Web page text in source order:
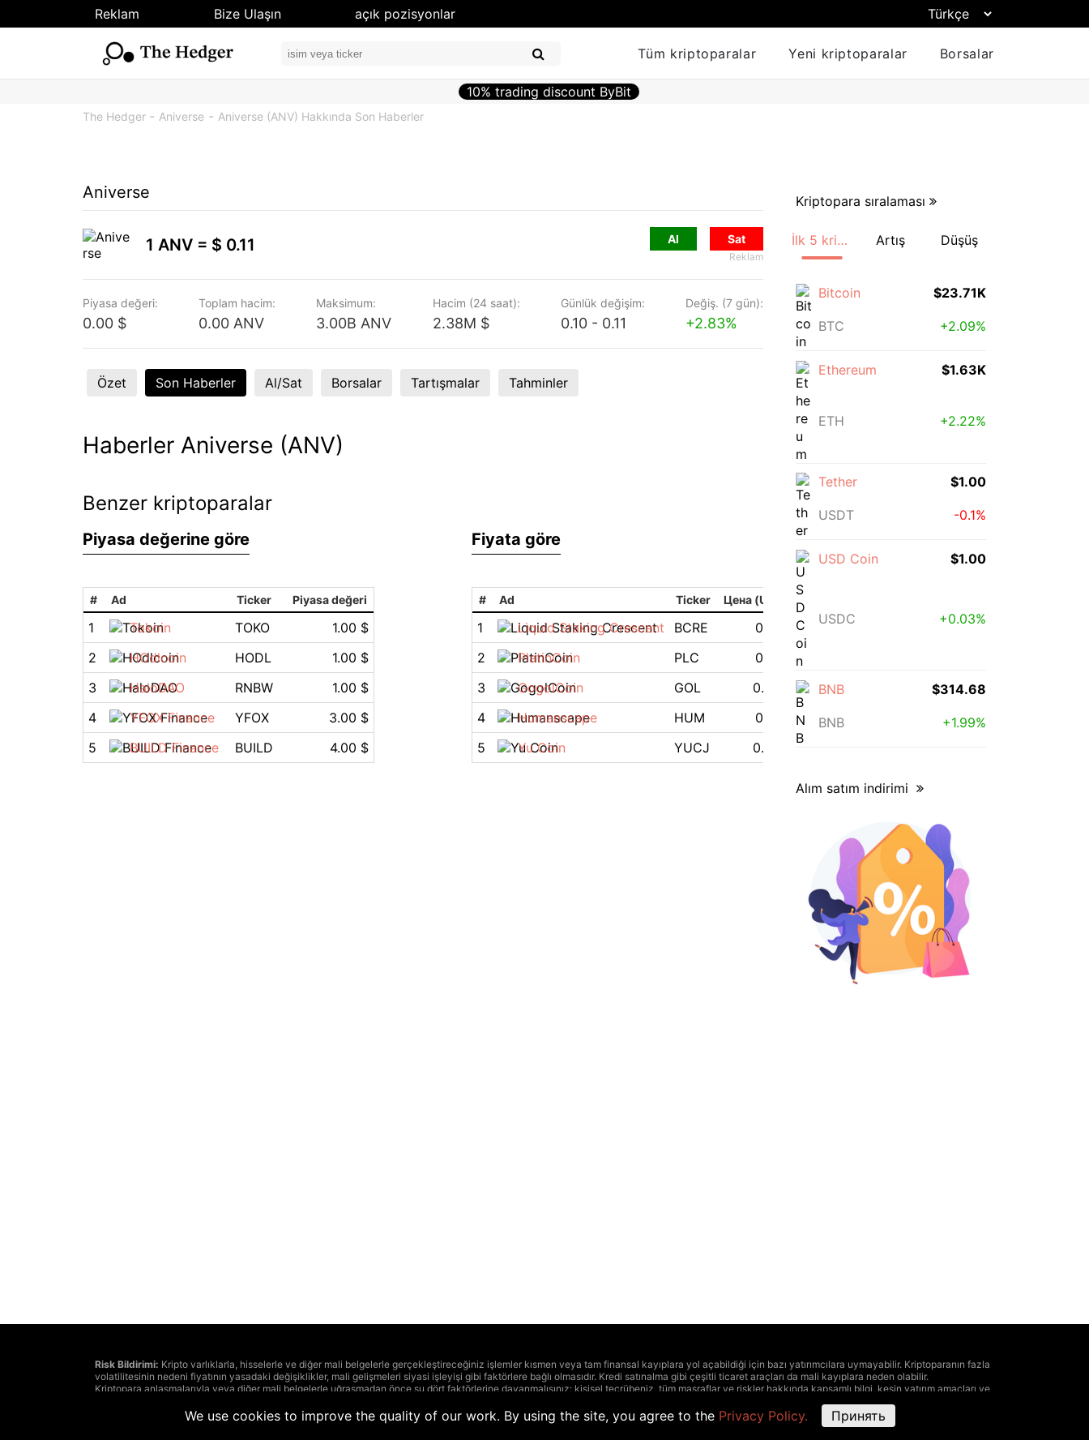
Reklam Bize Ulaşın açık pozisyonlar
Tüm kriptoparalar Yeni kriptoparalar Borsalar
10% trading discount ByBit
The Hedger Aniverse Aniverse (ANV) Hakkında Son Haberler
Aniverse
1 ANV = $ 0.11 Al Sat
Reklam
Piyasa değeri:
0.00 $
Toplam hacim:
0.00 ANV
Maksimum:
3.00B ANV
Hacim (24 saat):
2.38M $
Günlük değişim:
0.10 - 0.11
Değiş. (7 gün):
+2.83%
Özet Son Haberler Al/Sat Borsalar Tartışmalar Tahminler
Haberler Aniverse (ANV)
Benzer kriptoparalar
Piyasa değerine göre
# Ad Ticker Piyasa değeri
1 Tokoin TOKO
1.00 $
2
HOdlcoin HODL
1.00 $
3
HaloDAO RNBW
1.00 $
4
YFOX Finance YFOX
3.00 $
5
BUILD Finance BUILD 4.00 $
Fiyata göre
# Ad Ticker Цена (USD)
1 Liquid Staking Crescent BCRE
0.11 $
2
PlatinCoin PLC
0.11 $
3
GogolCoin GOL
0.10 $
4
Humanscape HUM
0.11 $
5
Yu Coin YUCJ 0.10 $
Kriptopara sıralaması
İlk 5 kriptopara Artış Düşüş
Bitcoin $23.71K
BTC +2.09%
Ethereum $1.63K
ETH +2.22%
Tether $1.00
USDT -0.1%
USD Coin $1.00
USDC +0.03%
BNB $314.68
BNB +1.99%
Alım satım indirimi
Risk Bildirimi: Kripto varlıklarla, hisselerle ve diğer mali belgelerle gerçekleştireceğiniz işlemler kısmen veya tam finansal kayıplara yol açabildiği için bazı yatırımcılara uymayabilir. Kriptoparanın fazla
volatilitesinin nedeni fiyatının yasadaki değişiklikler, mali gelişmeleri siyasi işleyişi gibi faktörlere bağlı olmasıdır. Kredi satınalma gibi çeşitli ticaret araçları da mali kayıplara neden olabilir.
Kriptopara anlaşmalarıyla veya diğer mali belgelerle uğraşmadan önce şu dört faktörlerine dayanmalısınız: kişisel tecrübeniz, tüm masraflar ve riskler hakkında kapsamlı bilgi, kesin yatırım amaçları ve
Şunu unutmayın: bu sitedeki bilgiler eski veya kesin olmayan, belirtilen fiyatlar ve diğer veriler yaklaşık ve piyasadaki gibi olmayan hale gelebilir. Bunun nedeni, bilgilerin resmi borsacılar değil sıradan
kullanıcılar tarafından yayınlanabilmesi. The Hedger bu sitedeki bilgileri ticaret için kullanmayı tavsiye etmez. Bu sitenin bir haber kaynağı gibi The Hedger bu verilere dayanan anlaşmaların yol açtığı
zararlardan sorumlu değildir.
We use cookies to improve the quality of our work. By using the site, you agree to the Privacy Policy. Принять